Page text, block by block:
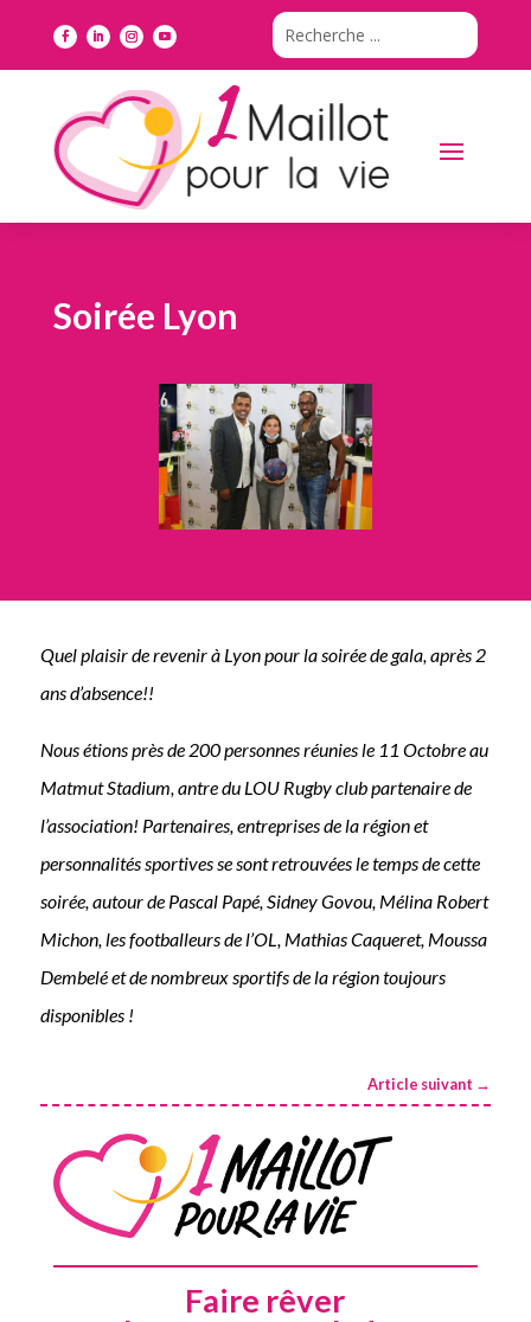
Soirée Lyon
Quel plaisir de revenir à Lyon pour la soirée de gala, après 2
ans d’absence!!
Nous étions près de 200 personnes réunies le 11 Octobre au
Matmut Stadium, antre du LOU Rugby club partenaire de
l’association! Partenaires, entreprises de la région et
personnalités sportives se sont retrouvées le temps de cette
soirée, autour de Pascal Papé, Sidney Govou, Mélina Robert
Michon, les footballeurs de l’OL, Mathias Caqueret, Moussa
Dembelé et de nombreux sportifs de la région toujours
disponibles !
Article suivant →
Faire rêver